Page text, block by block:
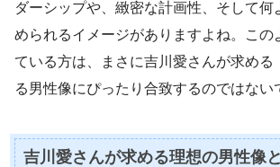
ダーシップや、緻密な計画性、そして何
められるイメージがありますよね。この
ている方は、まさに吉川愛さんが求める
る男性像にぴったり合致するのではない
吉川愛さんが求める理想の男性像